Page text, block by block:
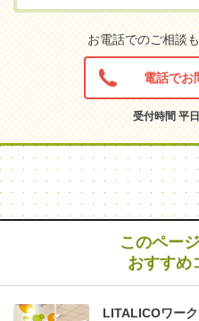
お電話でのご相談
電話でお
受付時間 平
このペー
おすすめ
LITALICOワー